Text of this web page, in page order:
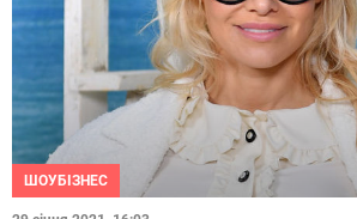
ШОУБІЗНЕС